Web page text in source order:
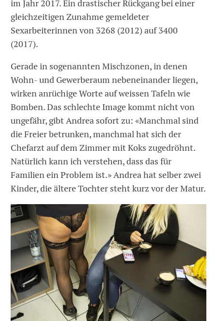
im Jahr 2017. Ein drastischer Rückgang bei einer
gleichzeitigen Zunahme gemeldeter
Sexarbeiterinnen von 3268 (2012) auf 3400
(2017).
Gerade in sogenannten Mischzonen, in denen
Wohn- und Gewerberaum nebeneinander liegen,
wirken anrüchige Worte auf weissen Tafeln wie
Bomben. Das schlechte Image kommt nicht von
ungefähr, gibt Andrea sofort zu: «Manchmal sind
die Freier betrunken, manchmal hat sich der
Chefarzt auf dem Zimmer mit Koks zugedröhnt.
Natürlich kann ich verstehen, dass das für
Familien ein Problem ist.» Andrea hat selber zwei
Kinder, die ältere Tochter steht kurz vor der Matur.